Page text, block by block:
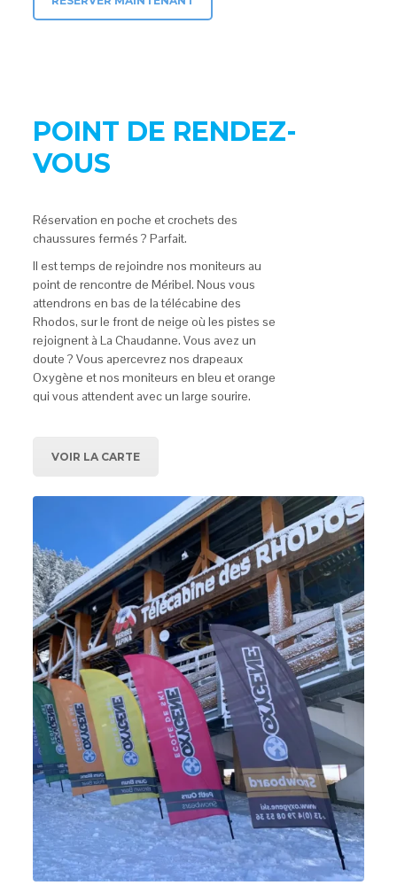
POINT DE RENDEZ-
VOUS
Réservation en poche et crochets des
chaussures fermés ? Parfait.
Il est temps de rejoindre nos moniteurs au
point de rencontre de Méribel. Nous vous
attendrons en bas de la télécabine des
Rhodos, sur le front de neige où les pistes se
rejoignent à La Chaudanne. Vous avez un
doute ? Vous apercevrez nos drapeaux
Oxygène et nos moniteurs en bleu et orange
qui vous attendent avec un large sourire.
VOIR LA CARTE